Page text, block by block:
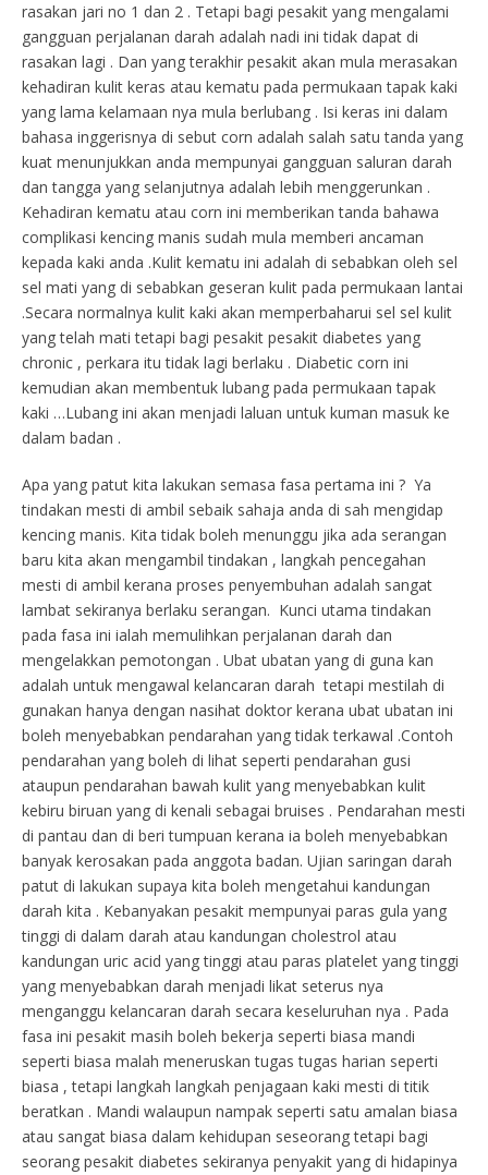
rasakan jari no 1 dan 2 . Tetapi bagi pesakit yang mengalami
gangguan perjalanan darah adalah nadi ini tidak dapat di
rasakan lagi . Dan yang terakhir pesakit akan mula merasakan
kehadiran kulit keras atau kematu pada permukaan tapak kaki
yang lama kelamaan nya mula berlubang . Isi keras ini dalam
bahasa inggerisnya di sebut corn adalah salah satu tanda yang
kuat menunjukkan anda mempunyai gangguan saluran darah
dan tangga yang selanjutnya adalah lebih menggerunkan .
Kehadiran kematu atau corn ini memberikan tanda bahawa
complikasi kencing manis sudah mula memberi ancaman
kepada kaki anda .Kulit kematu ini adalah di sebabkan oleh sel
sel mati yang di sebabkan geseran kulit pada permukaan lantai
.Secara normalnya kulit kaki akan memperbaharui sel sel kulit
yang telah mati tetapi bagi pesakit pesakit diabetes yang
chronic , perkara itu tidak lagi berlaku . Diabetic corn ini
kemudian akan membentuk lubang pada permukaan tapak
kaki …Lubang ini akan menjadi laluan untuk kuman masuk ke
dalam badan .
Apa yang patut kita lakukan semasa fasa pertama ini ? Ya
tindakan mesti di ambil sebaik sahaja anda di sah mengidap
kencing manis. Kita tidak boleh menunggu jika ada serangan
baru kita akan mengambil tindakan , langkah pencegahan
mesti di ambil kerana proses penyembuhan adalah sangat
lambat sekiranya berlaku serangan. Kunci utama tindakan
pada fasa ini ialah memulihkan perjalanan darah dan
mengelakkan pemotongan . Ubat ubatan yang di guna kan
adalah untuk mengawal kelancaran darah tetapi mestilah di
gunakan hanya dengan nasihat doktor kerana ubat ubatan ini
boleh menyebabkan pendarahan yang tidak terkawal .Contoh
pendarahan yang boleh di lihat seperti pendarahan gusi
ataupun pendarahan bawah kulit yang menyebabkan kulit
kebiru biruan yang di kenali sebagai bruises . Pendarahan mesti
di pantau dan di beri tumpuan kerana ia boleh menyebabkan
banyak kerosakan pada anggota badan. Ujian saringan darah
patut di lakukan supaya kita boleh mengetahui kandungan
darah kita . Kebanyakan pesakit mempunyai paras gula yang
tinggi di dalam darah atau kandungan cholestrol atau
kandungan uric acid yang tinggi atau paras platelet yang tinggi
yang menyebabkan darah menjadi likat seterus nya
menganggu kelancaran darah secara keseluruhan nya . Pada
fasa ini pesakit masih boleh bekerja seperti biasa mandi
seperti biasa malah meneruskan tugas tugas harian seperti
biasa , tetapi langkah langkah penjagaan kaki mesti di titik
beratkan . Mandi walaupun nampak seperti satu amalan biasa
atau sangat biasa dalam kehidupan seseorang tetapi bagi
seorang pesakit diabetes sekiranya penyakit yang di hidapinya